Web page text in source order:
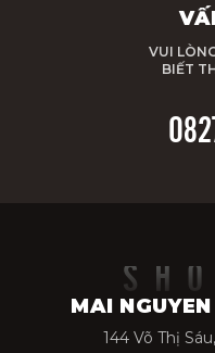
VUI
BIẾT
MAI
144 Võ Thị